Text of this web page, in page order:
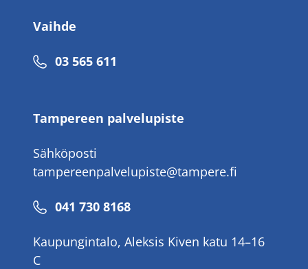
Vaihde
Puhelinnumero
03 565 611
Tampereen palvelupiste
Sähköposti
tampereenpalvelupiste@tampere.fi
Puhelinnumero
041 730 8168
Kaupungintalo, Aleksis Kiven katu 14–16
C